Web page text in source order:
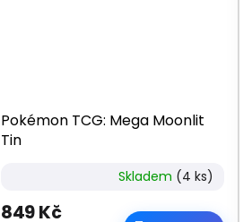
Pokémon TCG: Mega Moonlit
Tin
Skladem (4 ks)
849 Kč